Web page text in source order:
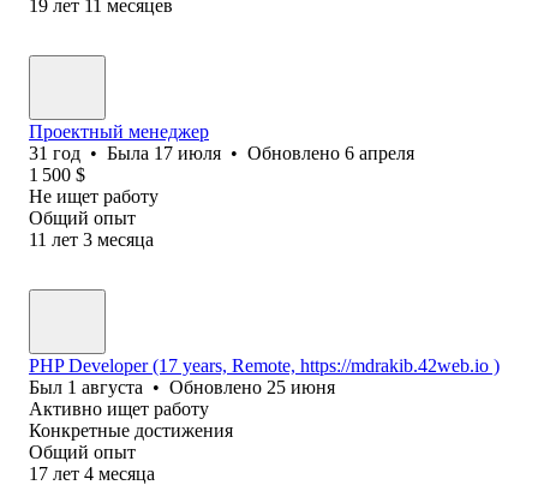
19 лет 11 месяцев
Проектный менеджер
31 год • Была 17 июля • Обновлено 6 апреля
1 500 $
Не ищет работу
Общий опыт
11 лет 3 месяца
PHP Developer (17 years, Remote, https://mdrakib.42web.io )
Был 1 августа • Обновлено 25 июня
Активно ищет работу
Конкретные достижения
Общий опыт
17 лет 4 месяца